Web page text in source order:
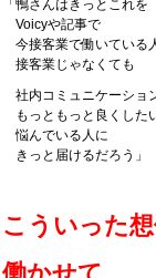
「鴨さんはきっとこれを
Voicyや記事で
今接客業で働いている
接客業じゃなくても
社内コミュニケーショ
もっともっと良くした
悩んでいる人に
きっと届けるだろう」
こういった